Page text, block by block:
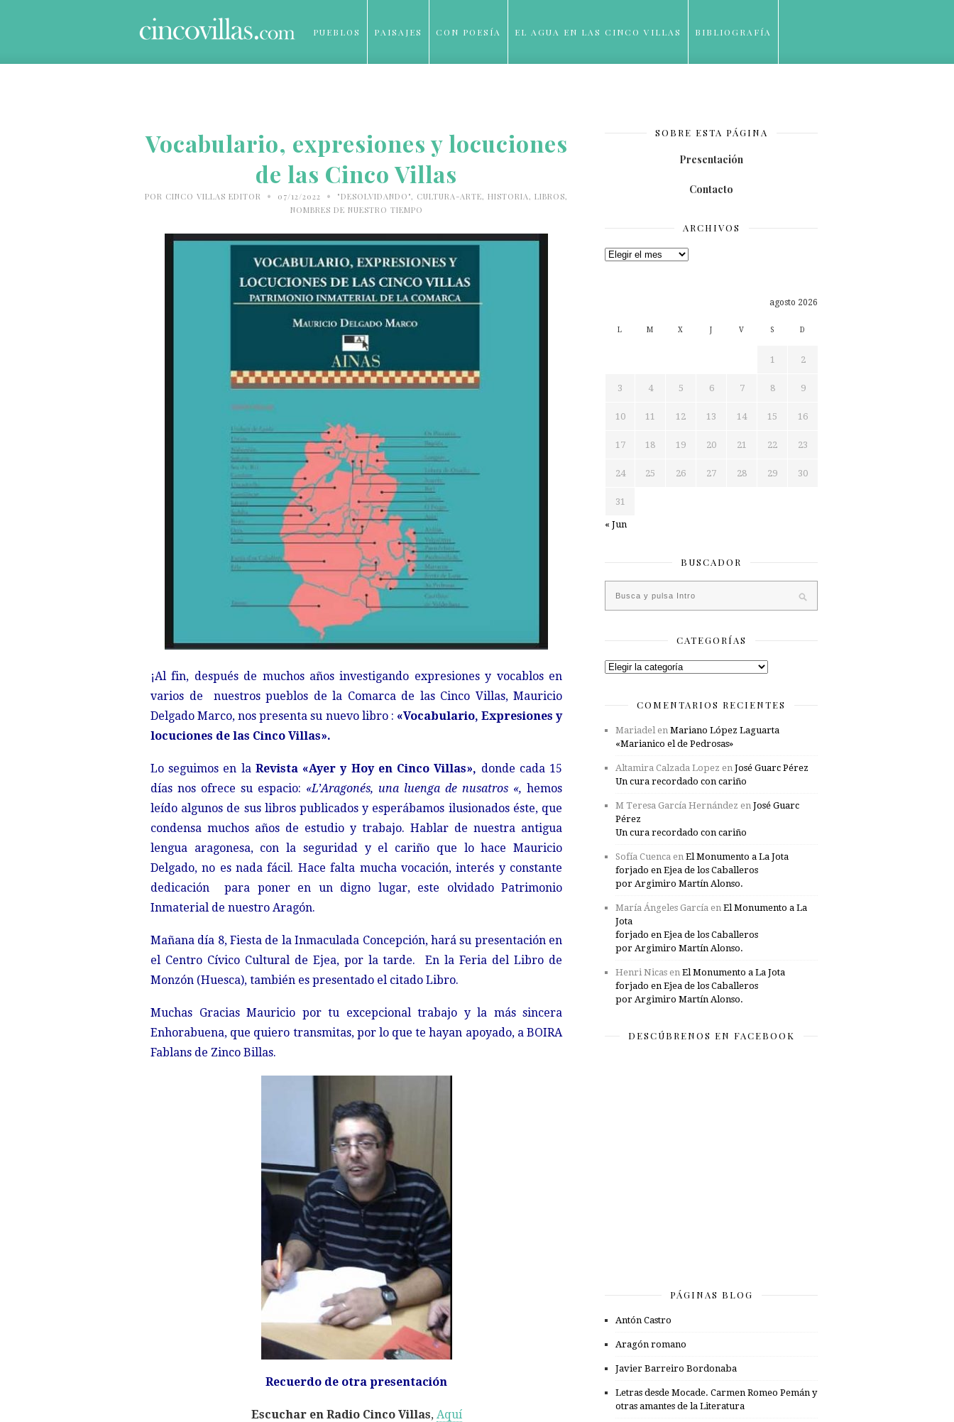
PUEBLOS PAISAJES CON POESÍA EL AGUA EN LAS CINCO VILLAS BIBLIOGRAFÍA
Vocabulario, expresiones y locuciones
de las Cinco Villas
POR CINCO VILLAS EDITOR • 07/12/2022 • "DESOLVIDANDO", CULTURA-ARTE, HISTORIA, LIBROS,
NOMBRES DE NUESTRO TIEMPO
¡Al fin, después de muchos años investigando expresiones y vocablos en
varios de nuestros pueblos de la Comarca de las Cinco Villas, Mauricio
Delgado Marco, nos presenta su nuevo libro : «Vocabulario, Expresiones y
locuciones de las Cinco Villas».
Lo seguimos en la Revista «Ayer y Hoy en Cinco Villas», donde cada 15
días nos ofrece su espacio: «L’Aragonés, una luenga de nusatros «, hemos
leído algunos de sus libros publicados y esperábamos ilusionados éste, que
condensa muchos años de estudio y trabajo. Hablar de nuestra antigua
lengua aragonesa, con la seguridad y el cariño que lo hace Mauricio
Delgado, no es nada fácil. Hace falta mucha vocación, interés y constante
dedicación para poner en un digno lugar, este olvidado Patrimonio
Inmaterial de nuestro Aragón.
Mañana día 8, Fiesta de la Inmaculada Concepción, hará su presentación en
el Centro Cívico Cultural de Ejea, por la tarde. En la Feria del Libro de
Monzón (Huesca), también es presentado el citado Libro.
Muchas Gracias Mauricio por tu excepcional trabajo y la más sincera
Enhorabuena, que quiero transmitas, por lo que te hayan apoyado, a BOIRA
Fablans de Zinco Billas.
Recuerdo de otra presentación
Escuchar en Radio Cinco Villas, Aquí
SOBRE ESTA PÁGINA
Presentación
Contacto
ARCHIVOS
Archivos
agosto 2026
L M X J V S D
1 2
3 4 5 6 7 8 9
10 11 12 13 14 15 16
17 18 19 20 21 22 23
24 25 26 27 28 29 30
31
« Jun
BUSCADOR
CATEGORÍAS
Categorías
COMENTARIOS RECIENTES
Mariadelen Mariano López Laguarta
«Marianico el de Pedrosas»
Altamira Calzada Lopez en José Guarc Pérez
Un cura recordado con cariño
M Teresa García Hernández en José Guarc
Pérez
Un cura recordado con cariño
Sofía Cuenca en El Monumento a La Jota
forjado en Ejea de los Caballeros
por Argimiro Martín Alonso.
María Ángeles García en El Monumento a La
Jota
forjado en Ejea de los Caballeros
por Argimiro Martín Alonso.
Henri Nicas en El Monumento a La Jota
forjado en Ejea de los Caballeros
por Argimiro Martín Alonso.
DESCÚBRENOS EN FACEBOOK
PÁGINAS BLOG
Antón Castro
Aragón romano
Javier Barreiro Bordonaba
Letras desde Mocade. Carmen Romeo Pemán y
otras amantes de la Literatura